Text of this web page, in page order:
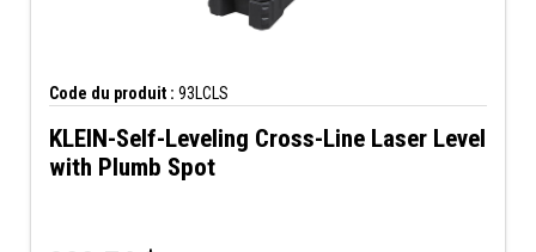
Code du produit : 93LCLS
KLEIN-Self-Leveling Cross-Line Laser Level
with Plumb Spot